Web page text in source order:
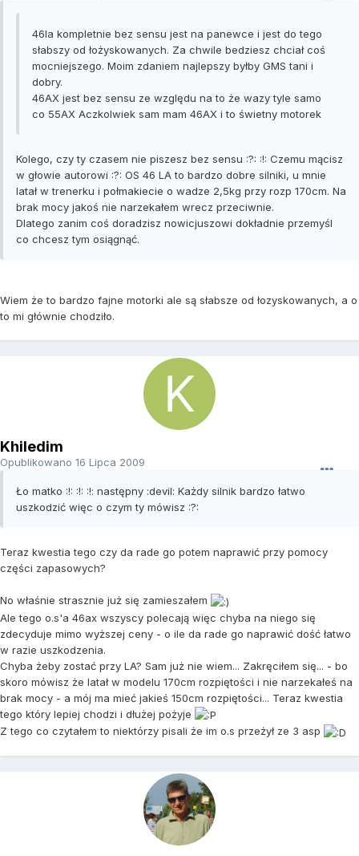
46la kompletnie bez sensu jest na panewce i jest do tego
słabszy od łożyskowanych. Za chwile bedziesz chciał coś
mocniejszego. Moim zdaniem najlepszy byłby GMS tani i
dobry.
46AX jest bez sensu ze względu na to że wazy tyle samo
co 55AX Aczkolwiek sam mam 46AX i to świetny motorek
Kolego, czy ty czasem nie piszesz bez sensu :?: :!: Czemu mącisz
w głowie autorowi :?: OS 46 LA to bardzo dobre silniki, u mnie
latał w trenerku i połmakiecie o wadze 2,5kg przy rozp 170cm. Na
brak mocy jakoś nie narzekałem wrecz przeciwnie.
Dlatego zanim coś doradzisz nowicjuszowi dokładnie przemyśl
co chcesz tym osiągnąć.
Wiem że to bardzo fajne motorki ale są słabsze od łozyskowanych, a o
to mi głównie chodziło.
Khiledim
Opublikowano 16 Lipca 2009
Ło matko :!: :!: :!: następny :devil: Każdy silnik bardzo łatwo
uszkodzić więc o czym ty mówisz :?:
Teraz kwestia tego czy da rade go potem naprawić przy pomocy
części zapasowych?
No właśnie strasznie już się zamieszałem
Ale tego o.s'a 46ax wszyscy polecają więc chyba na niego się
zdecyduje mimo wyższej ceny - o ile da rade go naprawić dość łatwo
w razie uszkodzenia.
Chyba żeby zostać przy LA? Sam już nie wiem... Zakręciłem się... - bo
skoro mówisz że latał w modelu 170cm rozpiętości i nie narzekałeś na
brak mocy - a mój ma mieć jakieś 150cm rozpiętości... Teraz kwestia
tego który lepiej chodzi i dłużej pożyje
Z tego co czytałem to niektórzy pisali że im o.s przeżył ze 3 asp